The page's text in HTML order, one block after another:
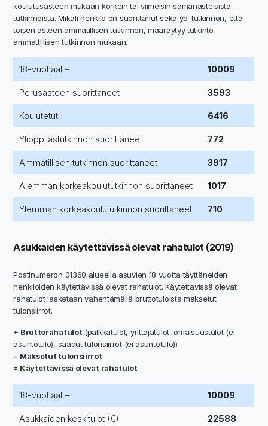
koulutusasteen mukaan korkein tai viimeisin samanasteisista
tutkinnoista. Mikäli henkilö on suorittanut sekä yo-tutkinnon, että
toisen asteen ammatillisen tutkinnon, määräytyy tutkinto
ammattillisen tutkinnon mukaan.
18-vuotiaat – 10009
Perusasteen suorittaneet 3593
Koulutetut 6416
Ylioppilastutkinnon suorittaneet 772
Ammatillisen tutkinnon suorittaneet 3917
Alemman korkeakoulututkinnon suorittaneet 1017
Ylemmän korkeakoulututkinnon suorittaneet 710
Asukkaiden käytettävissä olevat rahatulot (2019)
Postinumeron 01360 alueella asuvien 18 vuotta täyttäneiden
henkilöiden käytettävissä olevat rahatulot. Käytettävissä olevat
rahatulot lasketaan vähentämällä bruttotuloista maksetut
tulonsiirrot.
+ Bruttorahatulot (palkkatulot, yrittäjätulot, omaisuustulot (ei
asuntotulo), saadut tulonsiirrot (ei asuntotulo))
− Maksetut tulonsiirrot
= Käytettävissä olevat rahatulot
18-vuotiaat – 10009
Asukkaiden keskitulot (€) 22588